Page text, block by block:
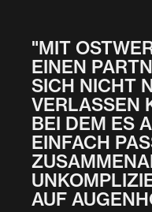
"MIT
EINEN
SICH NICHT
VERLASSEN
BEI DEM ES
EINFACH
AUF